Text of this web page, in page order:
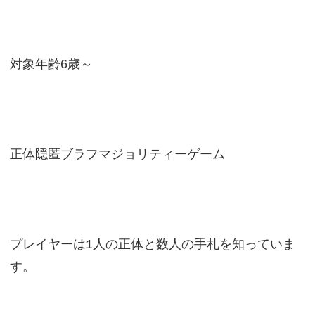
対象年齢6歳～
正体隠匿ブラフマジョリティーゲーム
プレイヤーは1人の正体と数人の手札を知っていま
す。